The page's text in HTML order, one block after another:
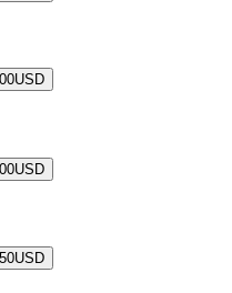
USD
USD
USD